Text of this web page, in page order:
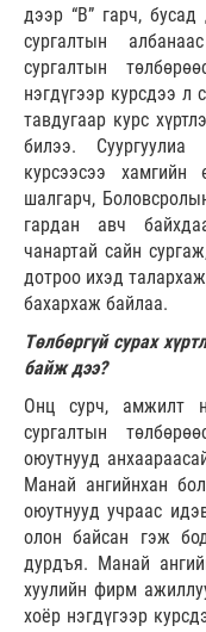
дээр “B” гарч,
сургалтын
сургалтын
нэгдүгээр курсдээ л
тавдугаар курс
билээ.
курсээсээ
шалгарч,
гардан авч
чанартай сайн
дотроо ихэд
бахархаж байлаа.
Төлбөргүй сурах
байж дээ?
Онц сурч, амжилт
сургалтын
оюутнууд
Манай ангийнхан
оюутнууд учраас
олон байсан гэж
дурдъя. Манай
хуулийн фирм
хоёр нэгдүгээр